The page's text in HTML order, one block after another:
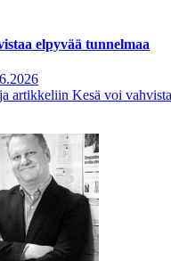
elpyvää tunnelmaa
artikkeliin Kesä voi